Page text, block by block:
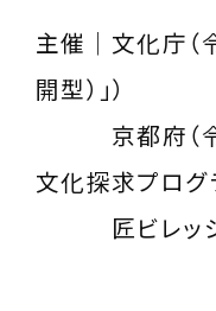
主催｜文化庁（
開型）」）
京都府（令
文化探求プログラ
匠ビレッ